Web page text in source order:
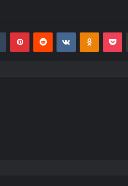
Tumblr PinterestReddit VKontakte